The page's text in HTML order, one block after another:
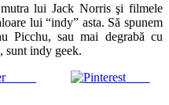
lui Jack Norris şi filmele
lui “indy” asta. Să spunem
Picchu, sau mai degrabă cu
sunt indy geek.
Tweet Save